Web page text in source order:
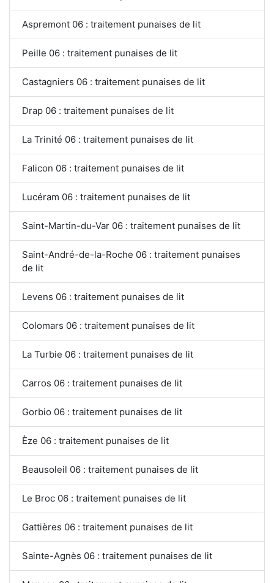
Aspremont 06 : traitement punaises de lit
Peille 06 : traitement punaises de lit
Castagniers 06 : traitement punaises de lit
Drap 06 : traitement punaises de lit
La Trinité 06 : traitement punaises de lit
Falicon 06 : traitement punaises de lit
Lucéram 06 : traitement punaises de lit
Saint-Martin-du-Var 06 : traitement punaises de lit
Saint-André-de-la-Roche 06 : traitement punaises
de lit
Levens 06 : traitement punaises de lit
Colomars 06 : traitement punaises de lit
La Turbie 06 : traitement punaises de lit
Carros 06 : traitement punaises de lit
Gorbio 06 : traitement punaises de lit
Èze 06 : traitement punaises de lit
Beausoleil 06 : traitement punaises de lit
Le Broc 06 : traitement punaises de lit
Gattières 06 : traitement punaises de lit
Sainte-Agnès 06 : traitement punaises de lit